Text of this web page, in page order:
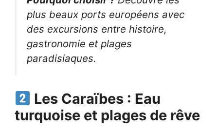
plus beaux ports européens avec
des excursions entre histoire,
gastronomie et plages
paradisiaques.
Les Caraïbes : Eau
turquoise et plages de rêve